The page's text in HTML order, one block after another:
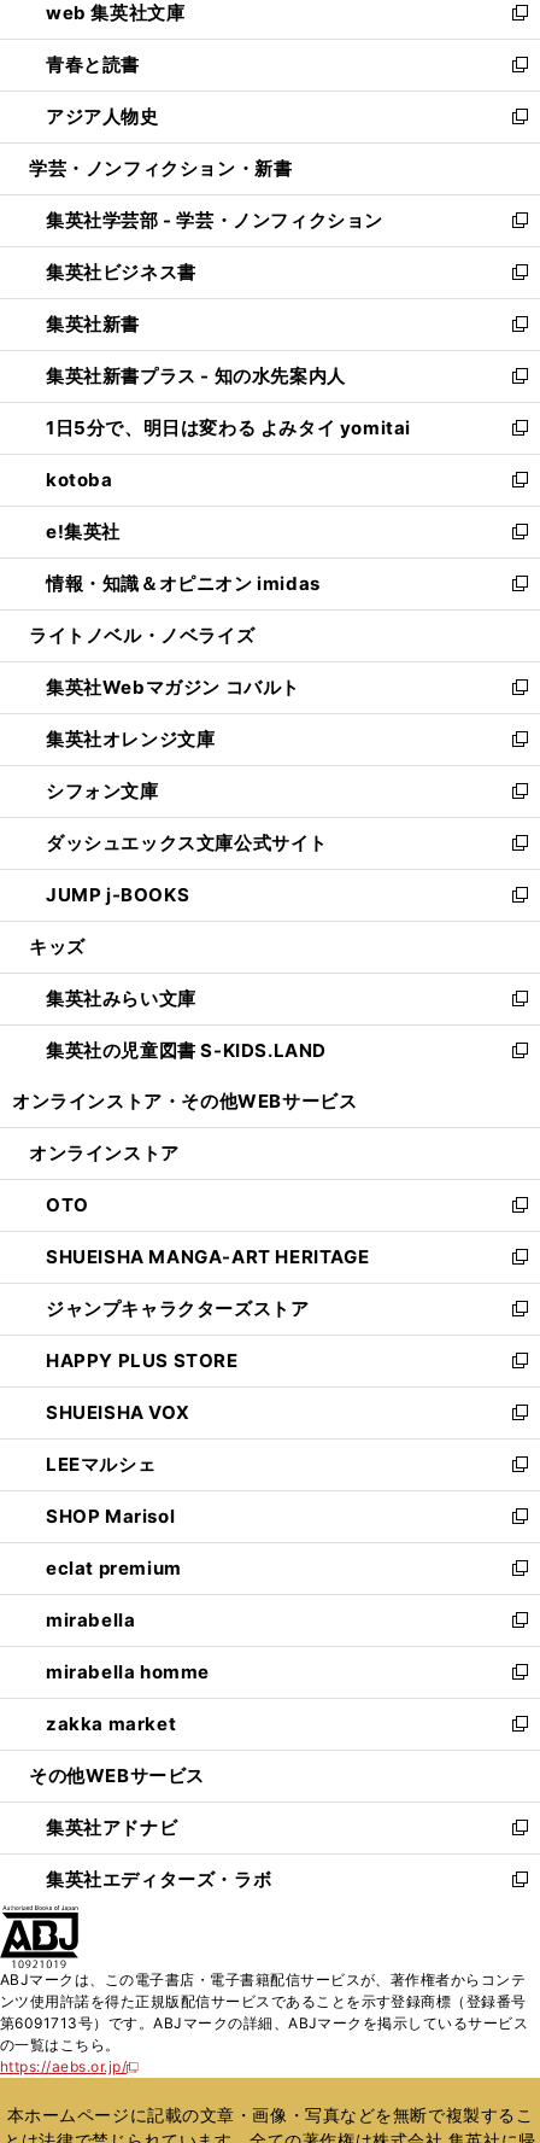
ド
ウ
で
開
く
ィ
ン
ド
ウ
で
開
い
ウ
ィ
ン
ド
ウ
開
く
web 集英社文庫
新
し
い
ウ
ィ
ン
ウ
で
開
く
青春と読書
新
し
い
ウ
ン
ド
ウ
で
開
く
アジア人物史
新
し
ウ
ィ
ン
ド
ウ
で
開
く
学芸・ノンフィクション・新書
集英社学芸部 - 学芸・ノンフィクション
新
し
い
ウ
ィ
ン
ド
ウ
で
開
く
集英社ビジネス書
新
し
い
ウ
ィ
ン
ド
ウ
で
開
く
集英社新書
新
し
い
ウ
ィ
ン
ド
ウ
で
開
く
集英社新書プラス - 知の水先案内人
新
し
い
ウ
ィ
ン
ド
ウ
で
開
1日5分で、明日は変わる よみタイ yomitai
新
し
い
ウ
ィ
ン
ド
ウ
開
く
kotoba
新
し
い
ウ
ィ
ン
ウ
で
開
く
e!集英社
新
し
い
ウ
ン
ド
ウ
で
開
く
情報・知識＆オピニオン imidas
新
し
ウ
ィ
ン
ド
ウ
で
開
く
ライトノベル・ノベライズ
集英社Webマガジン コバルト
新
し
い
ウ
ィ
ン
ド
ウ
で
開
集英社オレンジ文庫
新
し
い
ウ
ィ
ン
ド
ウ
開
く
シフォン文庫
新
し
い
ウ
ィ
ン
ウ
で
開
く
ダッシュエックス文庫公式サイト
新
し
い
ウ
ン
ド
ウ
で
JUMP j-BOOKS
新
し
ウ
ィ
ン
ド
開
キッズ
集英社みらい文庫
新
し
い
ン
ウ
で
開
く
集英社の児童図書 S-KIDS.LAND
新
ウ
ン
ド
ウ
で
開
く
オンラインストア・ その他WEBサービス
オンラインストア
OTO
新
し
い
ウ
ィ
ン
ド
ウ
で
開
く
SHUEISHA MANGA-ART HERITAGE
新
し
い
ウ
ィ
ン
ド
ウ
で
開
く
ジャンプキャラクターズストア
新
し
い
ウ
ィ
ン
ド
ウ
で
開
く
HAPPY PLUS STORE
新
し
い
ウ
ィ
ン
ド
ウ
で
開
く
SHUEISHA VOX
新
し
い
ウ
ィ
ン
ド
ウ
で
開
く
LEEマルシェ
新
し
い
ウ
ィ
ン
ド
ウ
で
開
く
SHOP Marisol
新
し
い
ウ
ィ
ン
ド
ウ
で
開
eclat premium
新
し
い
ウ
ィ
ン
ド
ウ
開
く
mirabella
新
し
い
ウ
ィ
ン
ウ
で
開
く
mirabella homme
新
し
い
ウ
ン
ド
ウ
で
zakka market
新
し
ウ
ィ
ン
ド
く
その他WEBサービス
集英社アドナビ
新
し
い
ド
ウ
で
集英社エディターズ・ラボ
新
ィ
ン
ド
開
く
ABJマークは、この電子書店・電子書籍配信サービスが、著作権者からコンテ
ンツ使用許諾を得た正規版配信サービスであることを示す登録商標（登録番号
第6091713号）です。ABJマークの詳細、ABJマークを掲示しているサービス
の一覧はこちら。
https://aebs.or.jp/
新
い
ウ
本ホームページに記載の文章・画像・写真などを無断で複製するこ